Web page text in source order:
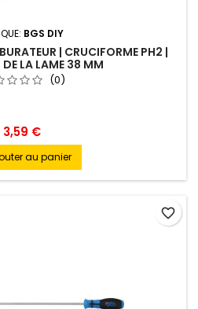
BGS DIY
| CRUCIFORME PH2 |
DE LA LAME 38 MM
(0)
3,59 €
au panier
favorite_border